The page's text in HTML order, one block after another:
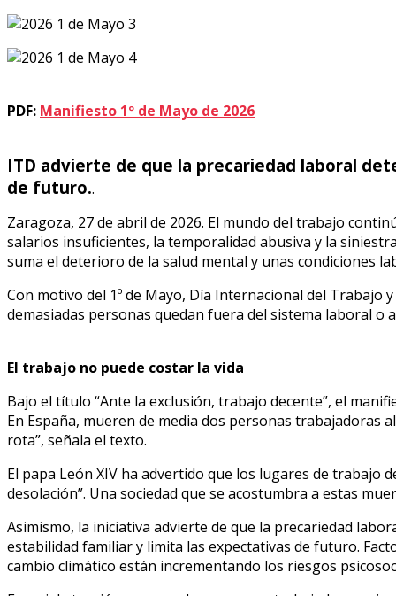
PDF: Manifiesto 1º de Mayo de 2026
ITD advierte de que la precariedad laboral
de futuro..
Zaragoza, 27 de abril de 2026. El mundo del trabajo
salarios insuficientes, la temporalidad abusiva y la
suma el deterioro de la salud mental y unas condiciones
Con motivo del 1º de Mayo, Día Internacional del Trabajo
demasiadas personas quedan fuera del sistema laboral o
El trabajo no puede costar la vida
Bajo el título “Ante la exclusión, trabajo decente”, el
En España, mueren de media dos personas trabajadoras
rota”, señala el texto.
El papa León XIV ha advertido que los lugares de trabajo
desolación”. Una sociedad que se acostumbra a estas
Asimismo, la iniciativa advierte de que la precariedad
estabilidad familiar y limita las expectativas de futuro.
cambio climático están incrementando los riesgos